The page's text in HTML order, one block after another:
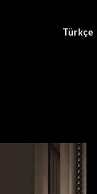
Türkçe